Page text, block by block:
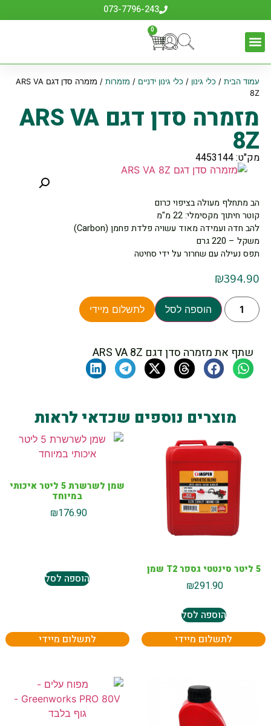
073-7796-243
0
עמוד הבית/ כלי גינון / כלי גינון ידניים / מזמרות
/ מזמרה סדן דגם ARS VA
8Z
מזמרה סדן דגם ARS VA
8Z
מק"ט: 4453144
הב מתחלף מעולה בציפוי כרום
קוטר חיתוך מקסימלי: 22 מ"מ
להב חדה ועמידה מאוד עשויה פלדת פחמן (Carbon)
משקל – 220 גרם
תפס נעילה עם שחרור על ידי סחיטה
₪394.90
הוספה לסל לתשלום מיידי
שתף את מזמרה סדן דגם ARS VA 8Z
מוצרים נוספים שכדאי לראות
5 ליטר סינטטי גספר T2 שמן
₪291.90
הוספה לסל
לתשלום מיידי
שמן לשרשרת 5 ליטר איכותי
במיוחד
₪176.90
הוספה לסל
לתשלום מיידי